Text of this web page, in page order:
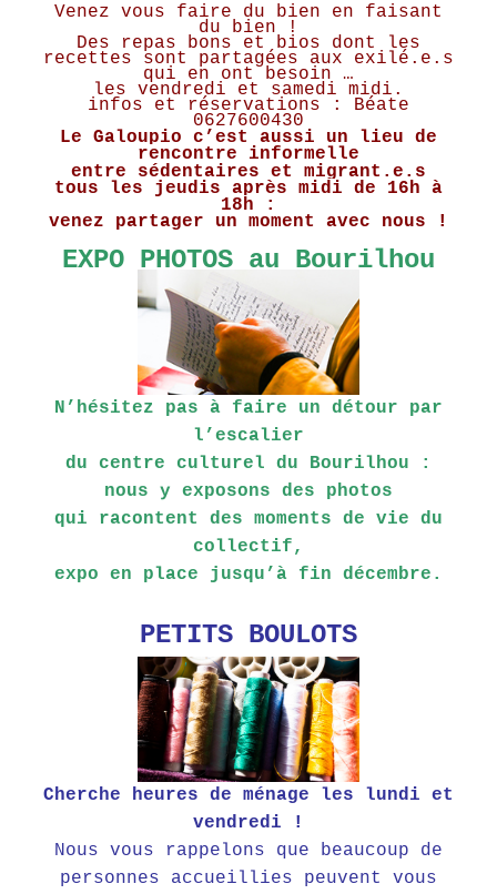
Venez vous faire du bien en faisant
du bien !
Des repas bons et bios dont les
recettes sont partagées aux exilé.e.s
qui en ont besoin …
les vendredi et samedi midi.
infos et réservations : Béate
0627600430
Le Galoupio c’est aussi un lieu de
rencontre informelle
entre sédentaires et migrant.e.s
tous les jeudis après midi de 16h à
18h :
venez partager un moment avec nous !
EXPO PHOTOS au Bourilhou
N’hésitez pas à faire un détour par
l’escalier
du centre culturel du Bourilhou :
nous y exposons des photos
qui racontent des moments de vie du
collectif,
expo en place jusqu’à fin décembre.
PETITS BOULOTS
Cherche heures de ménage les lundi et
vendredi !
Nous vous rappelons que beaucoup de
personnes accueillies peuvent vous